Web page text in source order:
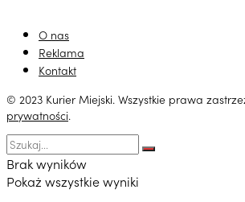
O nas
Reklama
Kontakt
© 2023 Kurier Miejski. Wszystkie prawa
prywatności.
Brak wyników
Pokaż wszystkie wyniki